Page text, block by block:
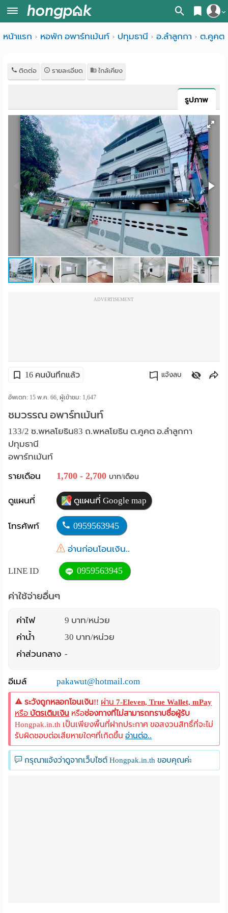
สมัครสมาชิก
หน้า
ค้นหา
ค้นจากสถานีรถไฟฟ้า
ค้นตามจังหวัด
ค้นจากสถานศึกษา
ค้นจากแผนที่
ค้นแบบละเอียด
พาร์
เม้น
ห้อง
เดือน
ห้อง
ประกาศ
ฟรี
Language
หน้าแรก หอพัก อพาร์ทเม้นท์ ปทุมธานี อ.ลำลูกกา ต.คูคต
ติดต่อ รายละเอียด ใกล้เคียง
รูปภาพ
ADVERTISEMENT
16 คนบันทึกแล้ว แจ้งลบ
อัพเดท: 15 พ.ค. 66, ผู้เข้าชม: 1,647
ชมวรรณ อพาร์ทเม้นท์
133/2 ซ.พหลโยธิน83 ถ.พหลโยธิน ต.คูคต อ.ลำลูกกา
ปทุมธานี
อพาร์ทเม้นท์
รายเดือน
1,700 - 2,700 บาท/เดือน
ดูแผนที่ ดูแผนที่ Google map
โทรศัพท์ 0959563945
อ่านก่อนโอนเงิน..
LINE ID 0959563945
ค่าใช้จ่ายอื่นๆ
ค่าไฟ
9 บาท/หน่วย
ค่าน้ำ
30 บาท/หน่วย
ค่าส่วนกลาง -
อีเมล์ pakawut@hotmail.com
ระวังถูกหลอกโอนเงิน!! ผ่าน7-Eleven, True Wallet, mPay
หรือ บัตรเติมเงิน หรือช่องทางที่ไม่สามารถทราบชื่อผู้รับ
Hongpak.in.th เป็นเพียงพื้นที่ฝากประกาศ ขอสงวนสิทธิ์ที่จะไม่
รับผิดชอบต่อเสียหายใดๆที่เกิดขึ้นอ่านต่อ..
กรุณาแจ้งว่าดูจากเว็บไซต์ Hongpak.in.th ขอบคุณค่ะ